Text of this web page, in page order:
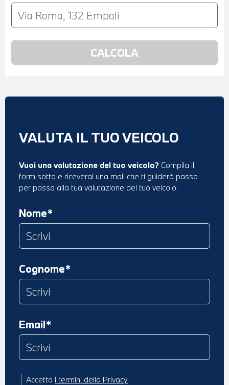
VALUTA IL TUO VEICOLO
Vuoi una valutazione del tuo veicolo? Compila il
form sotto e riceverai una mail che ti guiderà passo
per passo alla tua valutazione del tuo veicolo.
Nome*
Cognome*
Email*
Accetto i termini della Privacy